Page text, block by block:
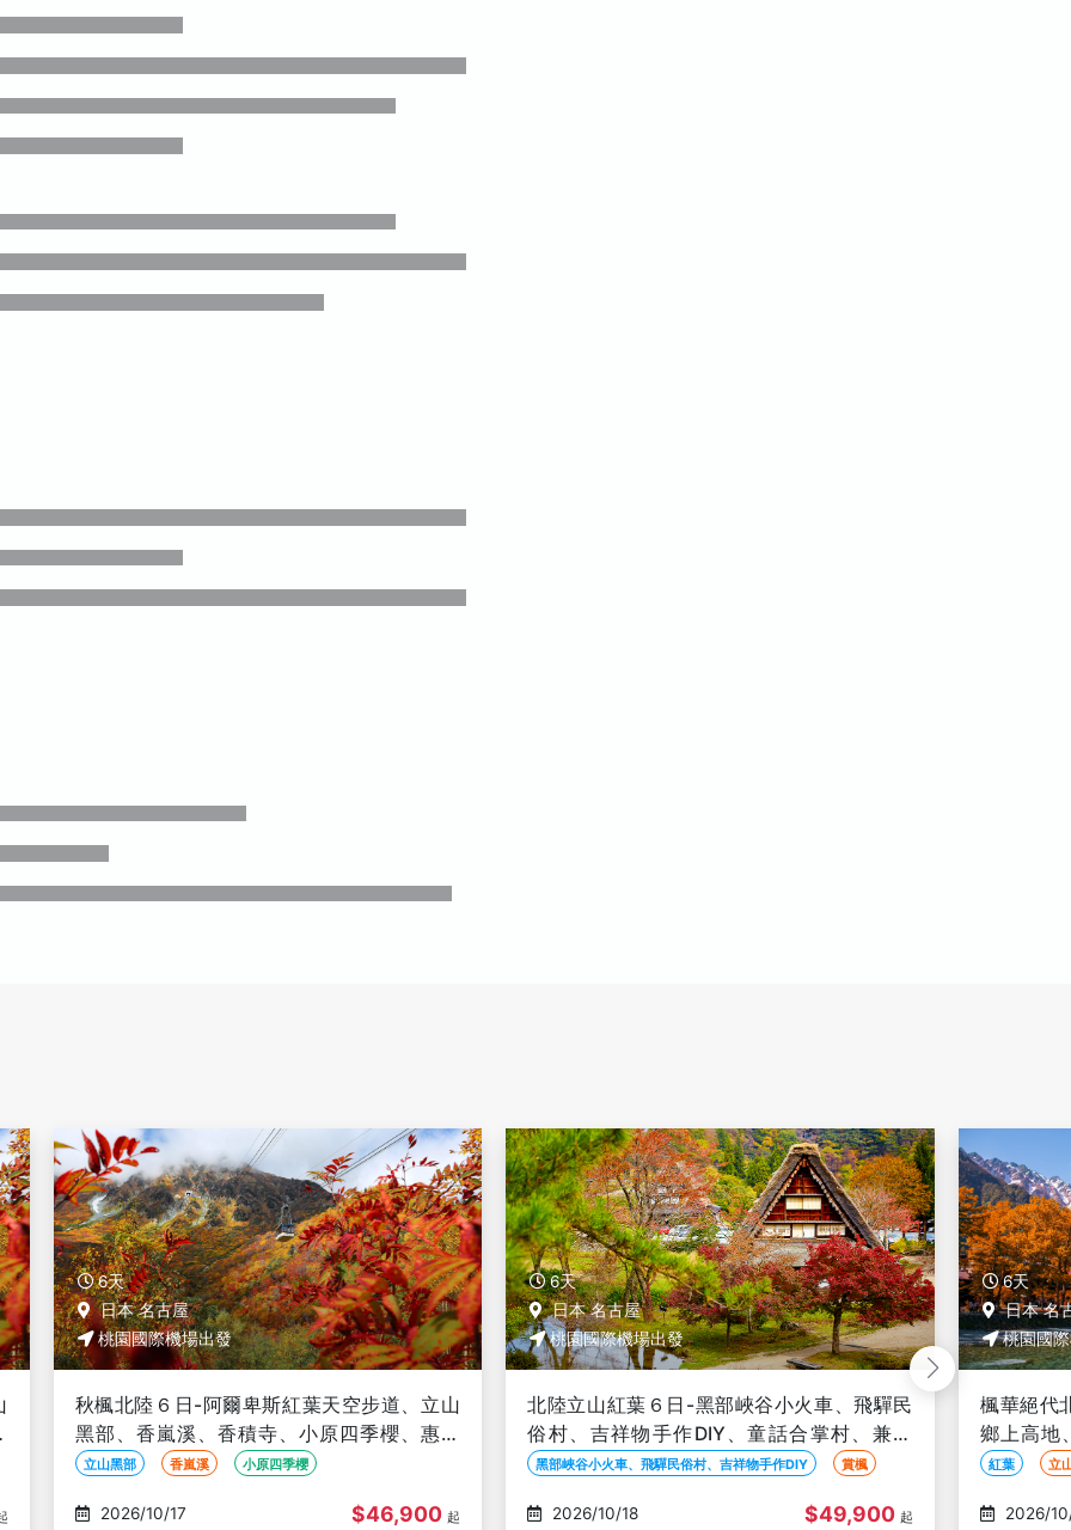
6天
日本 名古屋
桃園國際機場出發
北陸立山紅葉６日-黑部峽谷小火車、飛驒民
俗村、吉祥物手作DIY、童話合掌村、兼六
園、螃蟹御膳、名湯雙溫泉
黑部峽谷小火車、飛驒民俗村、吉祥物手作DIY
2026/10/18 $49,900 起
6天
日本 名古屋
桃園國際機場出發
楓華絕代北陸６日-紅葉、立山黑部、神之故
鄉上高地、兼六園、白川鄉合掌村、高山老
街、德川園
紅葉 立山黑部 神之故鄉上高地
2026/10/18 $45,900 起
6天
日本 名
桃園國
秋楓北陸
黑部、香
峽、馬籠
立山黑部
2026/